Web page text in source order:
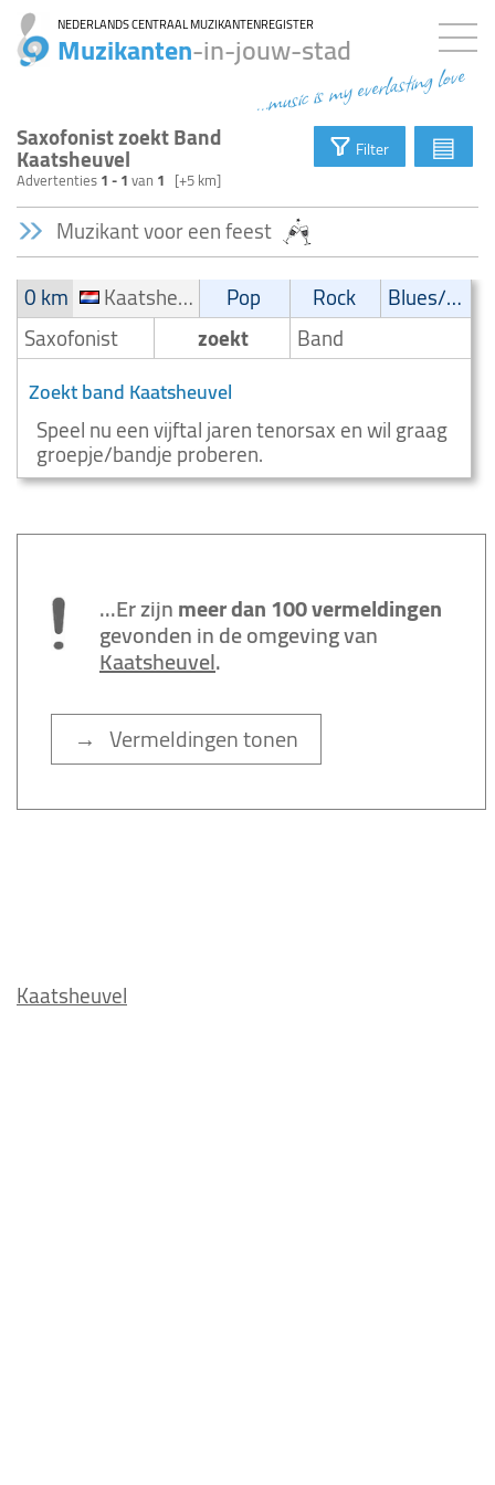
NEDERLANDS CENTRAAL MUZIKANTENREGISTER
Muzikanten-in-jouw-stad
...music is my everlasting love
Saxofonist zoekt Band
Kaatsheuvel
Advertenties1 - 1van 1 [+5 km]
Filter ▤
Muzikant voor een feest
0 km
Kaatsheuvel Pop Rock
Blues/Swing
Saxofonist
zoekt Band
Zoekt band Kaatsheuvel
Speel nu een vijftal jaren tenorsax en wil graag
groepje/bandje proberen.
...Er zijnmeer dan 100 vermeldingen
gevonden in de omgeving van
Kaatsheuvel.
→ Vermeldingen tonen
Kaatsheuvel